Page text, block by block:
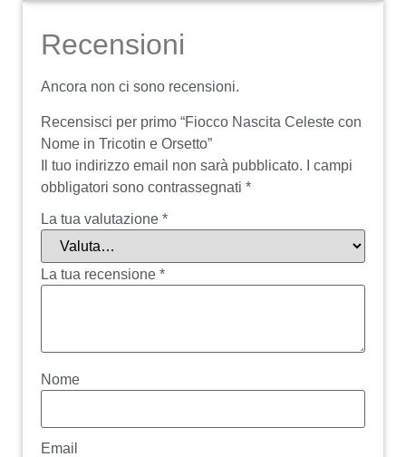
Recensioni
Ancora non ci sono recensioni.
Recensisci per primo “Fiocco Nascita Celeste con
Nome in Tricotin e Orsetto”
Il tuo indirizzo email non sarà pubblicato.
I campi
obbligatori sono contrassegnati *
La tua valutazione *
La tua recensione *
Nome
Email